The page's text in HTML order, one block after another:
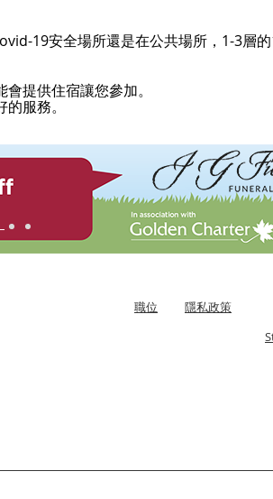
19安全場所還是在公共場所，1-3層
會提供住宿讓您參加。
服務。
隱私政策
職位